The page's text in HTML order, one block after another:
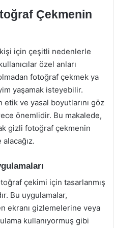
Çekmenin
için çeşitli nedenlerle
özel anları
fotoğraf çekmek ya
yaşamak isteyebilir.
ve yasal boyutlarını göz
önemlidir. Bu makalede,
gizli fotoğraf çekmenin
çekimi için tasarlanmış
Bu uygulamalar,
ekranı gizlemelerine veya
kullanıyormuş gibi